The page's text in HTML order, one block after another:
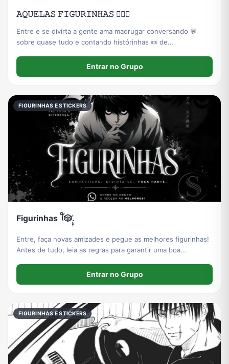
𝙰𝚀𝚄𝙴𝙻𝙰𝚂 𝙵𝙸𝙶𝚄𝚁𝙸𝙽𝙷𝙰𝚂 🙇🏻‍♀️
Entre e se divirta a gente ama madrugar conversando 💬
sobre quase tudo e contando histórinhas 📜 de
Entrar no Grupo
FIGURINHAS E STICKERS
Figurinhas ꪻ🎲ٰ࣭۪࣭.
Entre, faça novas amizades e pegue as melhores figurinhas!
Antes de tudo, leia as regras para garantir uma boa
Entrar no Grupo
FIGURINHAS E STICKERS